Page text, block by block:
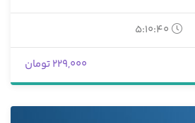
229,000 تومان